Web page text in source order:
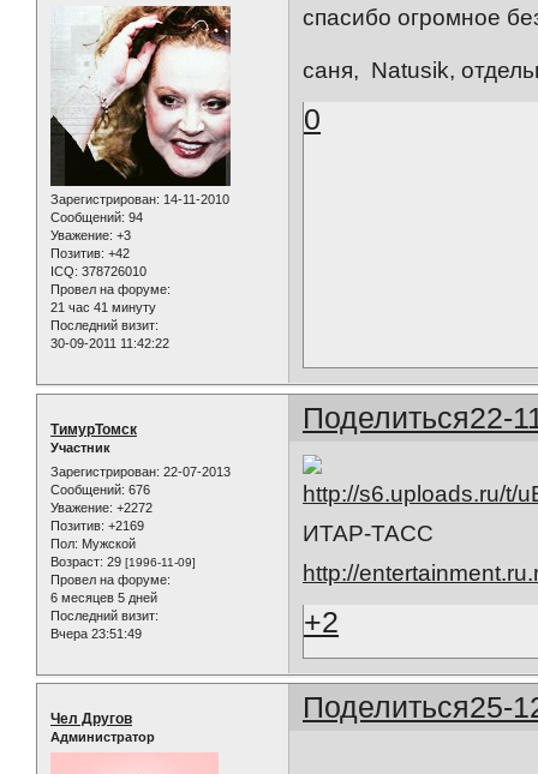
Зарегистрирован: 14-11-2010
Сообщений: 94
Уважение: +3
Позитив: +42
ICQ: 378726010
Провел на форуме:
21 час 41 минуту
Последний визит:
30-09-2011 11:42:22
спасибо огромное
саня, Natusik,
0
Поделиться22-
ТимурТомск
Участник
Зарегистрирован: 22-07-2013
Сообщений: 676
Уважение: +2272
Позитив: +2169
Пол: Мужской
Возраст: 29 [1996-11-09]
Провел на форуме:
6 месяцев 5 дней
Последний визит:
Вчера 23:51:49
ИТАР-ТАСС
http://
+2
Поделиться25-
Чел Другов
Администратор